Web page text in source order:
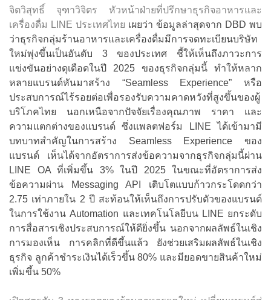
จิตวิสุทธิ์ จุฑาวิจิตร หัวหน้าฝ่ายที่ปรึกษาธุรกิจอาหารและ
เครื่องดื่ม LINE ประเทศไทย เผยว่า ข้อมูลล่าสุดจาก DBD พบ
ว่าธุรกิจกลุ่มร้านอาหารและเครื่องดื่มมีการจดทะเบียนบริษัท
ใหม่พุ่งขึ้นเป็นอันดับ 3 ของประเทศ ชี้ให้เห็นถึงภาวะการ
แข่งขันอย่างดุเดือดในปี 2025 ของธุรกิจกลุ่มนี้ ทำให้หลาก
หลายแบรนด์หันมาสร้าง “Seamless Experience” หรือ
ประสบการณ์ไร้รอยต่อเพื่อรองรับความคาดหวังที่สูงขึ้นของผู้
บริโภคไทย นอกเหนือจากปัจจัยเรื่องคุณภาพ ราคา และ
ความแตกต่างของแบรนด์ ซึ่งแพลตฟอร์ม LINE ได้เข้ามามี
บทบาทสำคัญในการสร้าง Seamless Experience ของ
แบรนด์ เห็นได้จากอัตราการส่งข้อความจากธุรกิจกลุ่มนี้ผ่าน
LINE OA ที่เพิ่มขึ้น 3% ในปี 2025 ในขณะที่อัตราการส่ง
ข้อความผ่าน Messaging API เติบโตแบบก้าวกระโดดกว่า
2.75 เท่าภายใน 2 ปี สะท้อนให้เห็นถึงการปรับตัวของแบรนด์
ในการใช้งาน Automation และเทคโนโลยีบน LINE ยกระดับ
การสื่อสารเชิงประสบการณ์ให้ดียิ่งขึ้น นอกจากผลลัพธ์ในเชิง
การมองเห็น การคลิกที่ดีขึ้นแล้ว ยังช่วยเสริมผลลัพธ์ในเชิง
ธุรกิจ ลูกค้าชำระเงินได้เร็วขึ้น 80% และมียอดขายสินค้าใหม่
เพิ่มขึ้น 50%